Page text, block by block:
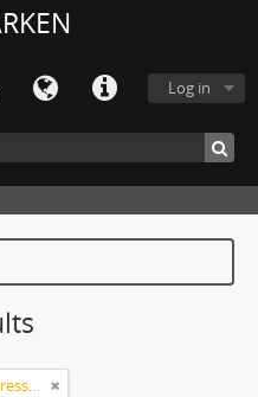
Log in
Agnes Hammarskjöld. Hyllningsadresser på 60-årsdagen